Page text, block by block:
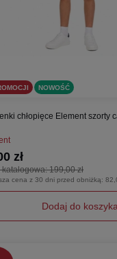
NOWOŚĆ
chłopięce Element szorty
katalogowa:199,00 zł
zł
cena z 30 dni przed obniżką:
Dodaj do koszyka